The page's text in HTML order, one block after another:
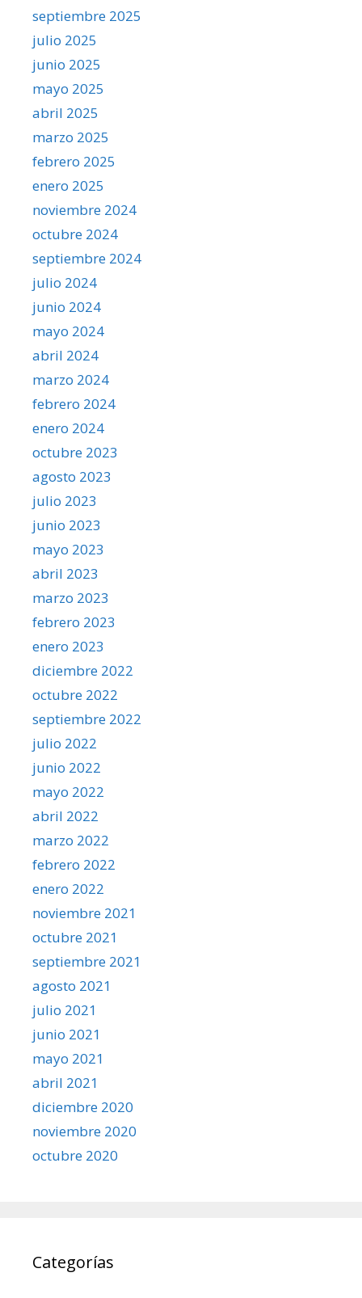
septiembre 2025
julio 2025
junio 2025
mayo 2025
abril 2025
marzo 2025
febrero 2025
enero 2025
noviembre 2024
octubre 2024
septiembre 2024
julio 2024
junio 2024
mayo 2024
abril 2024
marzo 2024
febrero 2024
enero 2024
octubre 2023
agosto 2023
julio 2023
junio 2023
mayo 2023
abril 2023
marzo 2023
febrero 2023
enero 2023
diciembre 2022
octubre 2022
septiembre 2022
julio 2022
junio 2022
mayo 2022
abril 2022
marzo 2022
febrero 2022
enero 2022
noviembre 2021
octubre 2021
septiembre 2021
agosto 2021
julio 2021
junio 2021
mayo 2021
abril 2021
diciembre 2020
noviembre 2020
octubre 2020
Categorías